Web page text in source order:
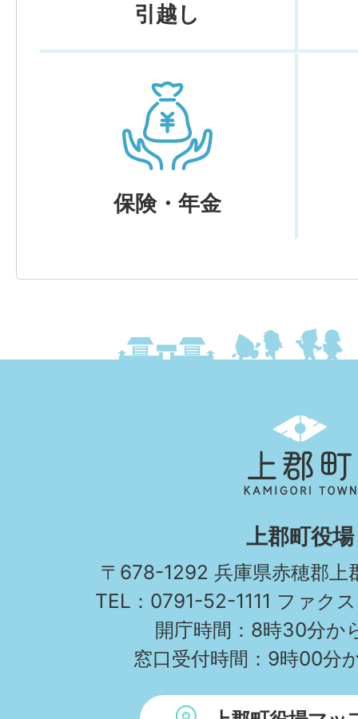
引越し
保険・年金
郡
町
KAMIGORI
TOWN
上郡町役場
〒678-1292 兵庫県赤穂郡上
TEL：0791-52-1111 ファク
開庁時間：8時30分か
窓口受付時間：9時00分